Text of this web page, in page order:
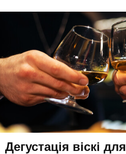
Дегустація віскі